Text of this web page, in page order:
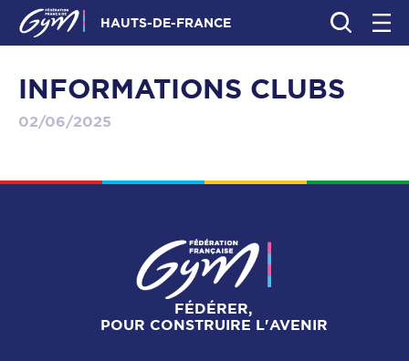
HAUTS-DE-FRANCE
INFORMATIONS CLUBS
02/06/2025
FÉDÉRER,
POUR CONSTRUIRE L'AVENIR